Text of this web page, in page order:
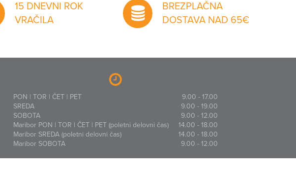
15 DNEVNI ROK
VRAČILA
BREZPLAČNA
DOSTAVA NAD 65€
PON | TOR | ČET | PET
9.00 - 17.00
SREDA
9.00 - 19.00
SOBOTA
9.00 - 12.00
Maribor PON | TOR | ČET | PET (poletni delovni čas)
14.00 - 18.00
Maribor SREDA (poletni delovni čas)
14.00 - 18.00
Maribor SOBOTA
9.00 - 12.00